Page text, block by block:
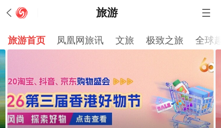
旅游
旅游首页 凤凰网旅讯 文旅 极致之旅 全球